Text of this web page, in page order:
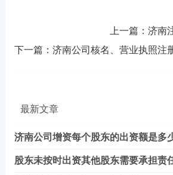
上一篇：济南
下一篇：济南公司核名、营业执照注
最新文章
济南公司增资每个股东的出资额是多
股东未按时出资其他股东需要承担责